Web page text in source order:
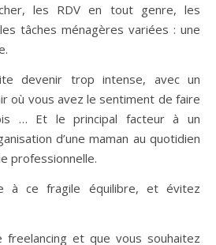
les RDV en tout genre, les
tâches ménagères variées : une
devenir trop intense, avec un
où vous avez le sentiment de faire
… Et le principal facteur à un
d’une maman au quotidien
professionnelle.
à ce fragile équilibre, et évitez
et que vous souhaitez